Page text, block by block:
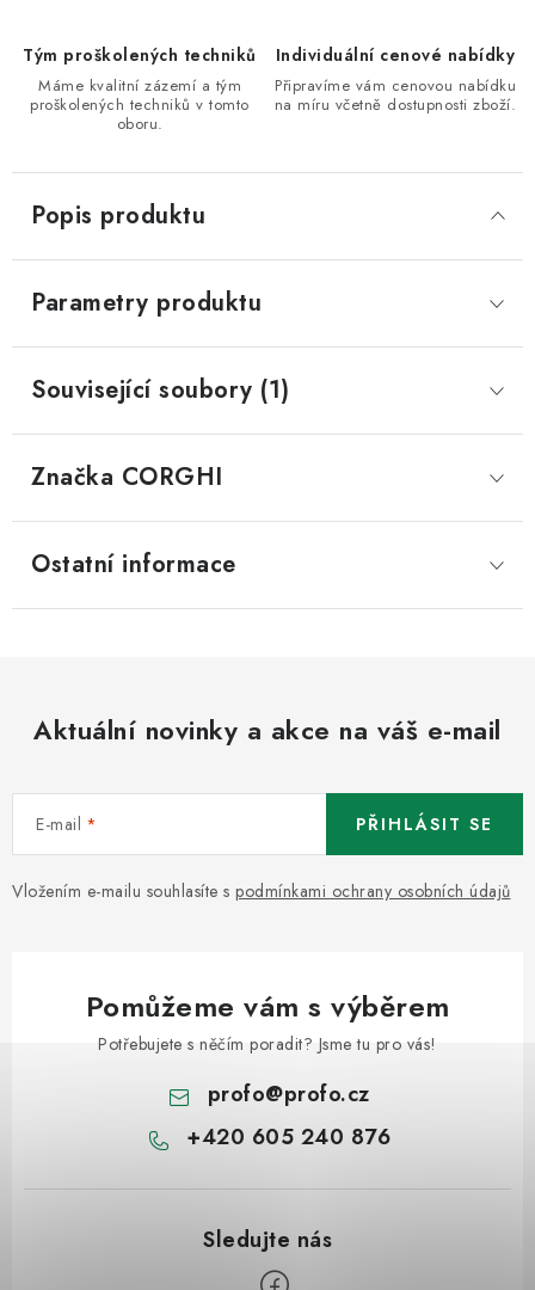
Tým proškolených techniků
Máme kvalitní zázemí a tým
proškolených techniků v tomto
oboru.
Individuální cenové nabídky
Připravíme vám cenovou nabídku
na míru včetně dostupnosti zboží.
Popis produktu
Parametry produktu
Související soubory (1)
Značka CORGHI
Ostatní informace
Aktuální novinky a akce na váš e-mail
E-mail
Vložením e-mailu souhlasíte s podmínkami ochrany osobních údajů
PŘIHLÁSIT SE
Pomůžeme vám s výběrem
Potřebujete s něčím poradit? Jsme tu pro vás!
profo@profo.cz
+420 605 240 876